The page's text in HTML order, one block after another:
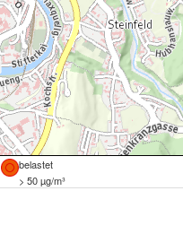
belastet
> 50 µg/m³